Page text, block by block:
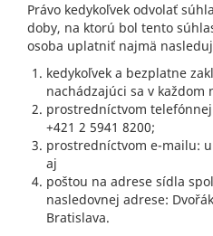
Právo kedykoľvek odvolať
doby, na ktorú bol tento
osoba uplatniť najmä
kedykoľvek a bezplatne
nachádzajúci sa v každom
prostredníctvom
+421 2 5941 8200;
prostredníctvom e-mailu:
aj
poštou na adrese sídla
nasledovnej adrese:
Bratislava.